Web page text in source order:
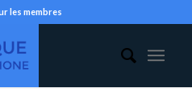
les membres